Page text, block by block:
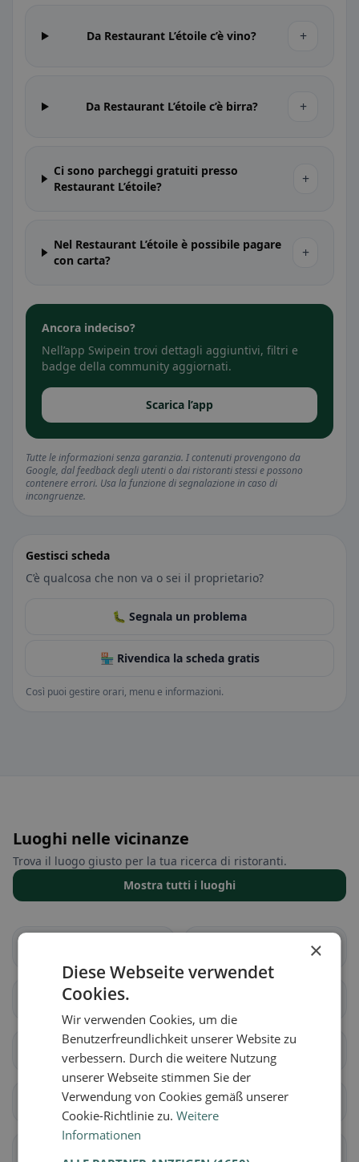
Da Restaurant L’étoile c’è vino? +
Da Restaurant L’étoile c’è birra? +
Ci sono parcheggi gratuiti presso
Restaurant L’étoile?
+
Nel Restaurant L’étoile è possibile pagare
con carta?
+
Ancora indeciso?
Nell’app Swipein trovi dettagli aggiuntivi, filtri e
badge della community aggiornati.
Scarica l’app
Tutte le informazioni senza garanzia. I contenuti provengono da
Google, dal feedback degli utenti o dai ristoranti stessi e possono
contenere errori. Usa la funzione di segnalazione in caso di
incongruenze.
Gestisci scheda
C’è qualcosa che non va o sei il proprietario?
🐛 Segnala un problema
🏪 Rivendica la scheda gratis
Così puoi gestire orari, menu e informazioni.
Luoghi nelle vicinanze
Trova il luogo giusto per la tua ricerca di ristoranti.
Mostra tutti i luoghi
Châtillon (JU)
Courrendlin Courroux
Courtételle Delémont
×
Diese Webseite verwendet
Cookies.
Wir verwenden Cookies, um die
Benutzerfreundlichkeit unserer Website zu
verbessern. Durch die weitere Nutzung
unserer Webseite stimmen Sie der
Verwendung von Cookies gemäß unserer
Cookie-Richtlinie zu.Weitere
Informationen